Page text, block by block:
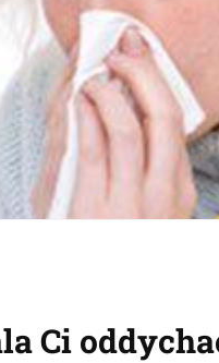
Ci